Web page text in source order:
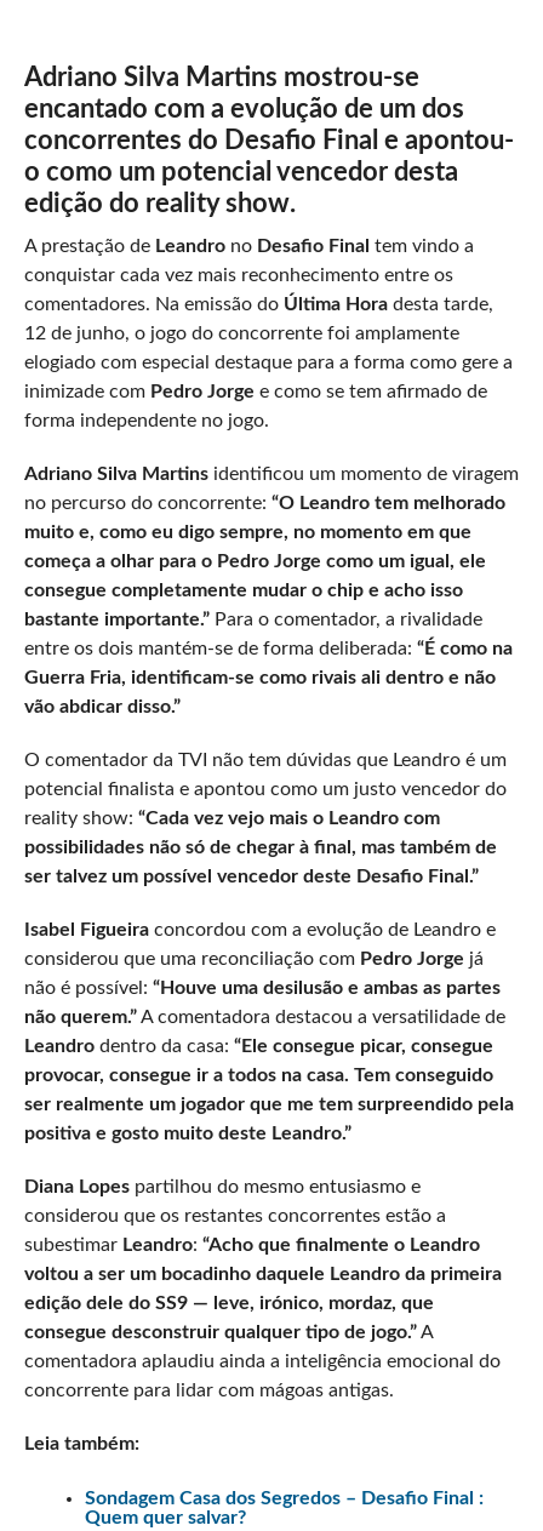
Adriano Silva Martins mostrou-se
encantado com a evolução de um dos
concorrentes do Desafio Final e apontou-
o como um potencial vencedor desta
edição do reality show.
A prestação de Leandrono Desafio Final tem vindo a
conquistar cada vez mais reconhecimento entre os
comentadores. Na emissão do Última Horadesta tarde,
12 de junho, o jogo do concorrente foi amplamente
elogiado com especial destaque para a forma como gere a
inimizade com Pedro Jorge e como se tem afirmado de
forma independente no jogo.
Adriano Silva Martinsidentificou um momento de viragem
no percurso do concorrente: “O Leandro tem melhorado
muito e, como eu digo sempre, no momento em que
começa a olhar para o Pedro Jorge como um igual, ele
consegue completamente mudar o chip e acho isso
bastante importante.”Para o comentador, a rivalidade
entre os dois mantém-se de forma deliberada: “É como na
Guerra Fria, identificam-se como rivais ali dentro e não
vão abdicar disso.”
O comentador da TVI não tem dúvidas que Leandro é um
potencial finalista e apontou como um justo vencedor do
reality show: “Cada vez vejo mais o Leandro com
possibilidades não só de chegar à final, mas também de
ser talvez um possível vencedor deste Desafio Final.”
Isabel Figueiraconcordou com a evolução de Leandro e
considerou que uma reconciliação com Pedro Jorge já
não é possível: “Houve uma desilusão e ambas as partes
não querem.”A comentadora destacou a versatilidade de
Leandrodentro da casa: “Ele consegue picar, consegue
provocar, consegue ir a todos na casa. Tem conseguido
ser realmente um jogador que me tem surpreendido pela
positiva e gosto muito deste Leandro.”
Diana Lopespartilhou do mesmo entusiasmo e
considerou que os restantes concorrentes estão a
subestimar Leandro: “Acho que finalmente o Leandro
voltou a ser um bocadinho daquele Leandro da primeira
edição dele do SS9 — leve, irónico, mordaz, que
consegue desconstruir qualquer tipo de jogo.”A
comentadora aplaudiu ainda a inteligência emocional do
concorrente para lidar com mágoas antigas.
Leia também:
Sondagem Casa dos Segredos – Desafio Final :
Quem quer salvar?